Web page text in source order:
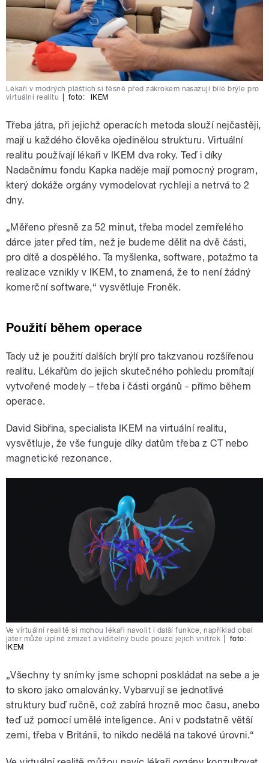
Lékaři v modrých pláštích si těsně před zákrokem nasazují bílé brýle pro
virtuální realitu
foto: IKEM
Třeba játra, při jejichž operacích metoda slouží nejčastěji,
mají u každého člověka ojedinělou strukturu. Virtuální
realitu používají lékaři v IKEM dva roky. Teď i díky
Nadačnímu fondu Kapka naděje mají pomocný program,
který dokáže orgány vymodelovat rychleji a netrvá to 2
dny.
„Měřeno přesně za 52 minut, třeba model zemřelého
dárce jater před tím, než je budeme dělit na dvě části,
pro dítě a dospělého. Ta myšlenka, software, potažmo ta
realizace vznikly v IKEM, to znamená, že to není žádný
komerční software,“ vysvětluje Froněk.
Použití během operace
Tady už je použití dalších brýlí pro takzvanou rozšířenou
realitu. Lékařům do jejich skutečného pohledu promítají
vytvořené modely – třeba i části orgánů - přímo během
operace.
David Sibřina, specialista IKEM na virtuální realitu,
vysvětluje, že vše funguje díky datům třeba z CT nebo
magnetické rezonance.
Ve virtuální realitě si mohou lékaři navolit i další funkce, například obal
jater může úplně zmizet a viditelný bude pouze jejich vnitřek
foto:
IKEM
„Všechny ty snímky jsme schopni poskládat na sebe a je
to skoro jako omalovánky. Vybarvují se jednotlivé
struktury buď ručně, což zabírá hrozně moc času, anebo
teď už pomocí umělé inteligence. Ani v podstatně větší
zemi, třeba v Británii, to nikdo nedělá na takové úrovni.“